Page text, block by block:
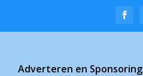
Adverteren en Sponsoring